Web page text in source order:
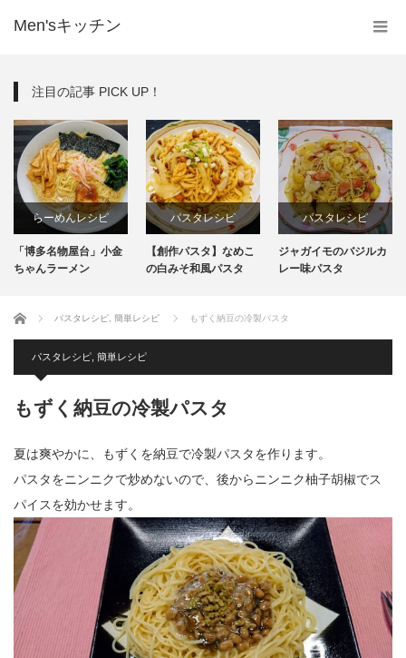
Men'sキッチン
注目の記事 PICK UP！
らーめんレシピ
インスタント
「博多名物屋台」小金
ちゃんラーメン
パスタレシピ
【創作パスタ】なめこ
の白みそ和風パスタ
パスタレシピ
ジャガイモのバジルカ
レー味パスタ
ホーム パスタレシピ 簡単レシピ もずく納豆の冷製パスタ
パスタレシピ 簡単レシピ
もずく納豆の冷製パスタ
夏は爽やかに、もずくを納豆で冷製パスタを作ります。
パスタをニンニクで炒めないので、後からニンニク柚子胡椒でス
パイスを効かせます。